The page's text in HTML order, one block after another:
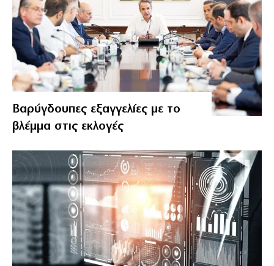
Βαρύγδουπες εξαγγελίες με το
βλέμμα στις εκλογές